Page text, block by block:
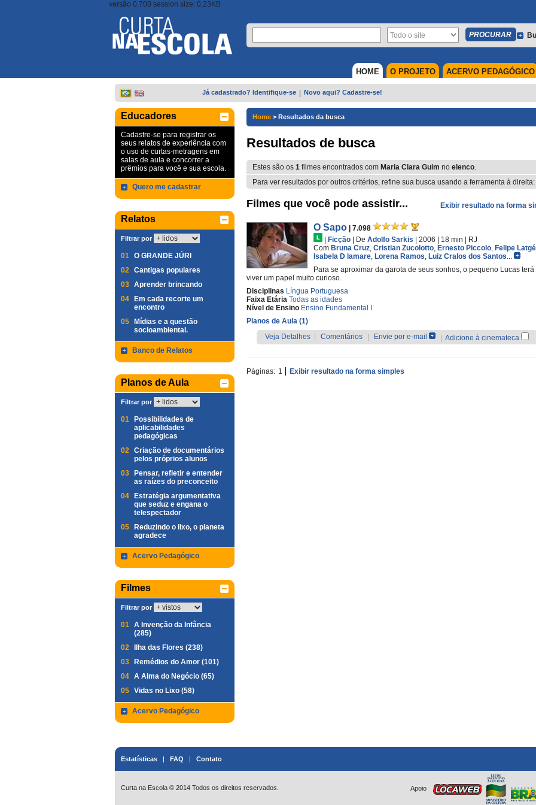
versão 0.700 session size: 0,23KB
ACERVO PEDAGÓGICO
O PROJETO
HOME
Já cadastrado? Identifique-se Novo aqui? Cadastre-se!
Educadores
Cadastre-se para registrar os
seus relatos de experiência com
o uso de curtas-metragens em
salas de aula e concorrer a
prêmios para você e sua escola.
Quero me cadastrar
Relatos
Filtrar por
01 O GRANDE JÚRI
02 Cantigas populares
03 Aprender brincando
04
Em cada recorte um
encontro
05
Mídias e a questão
socioambiental.
Banco de Relatos
Planos de Aula
Filtrar por
01
Possibilidades de
aplicabilidades
pedagógicas
02 Criação de documentários
pelos próprios alunos
03
Pensar, refletir e entender
as raízes do preconceito
04
Estratégia argumentativa
que seduz e engana o
telespectador
05
Reduzindo o lixo, o planeta
agradece
Acervo Pedagógico
Filmes
Filtrar por
01 A Invenção da Infância
(285)
02
Ilha das Flores (238)
03
Remédios do Amor (101)
04 A Alma do Negócio (65)
05 Vidas no Lixo (58)
Acervo Pedagógico
Home > Resultados da busca
Resultados de busca
Estes são os 1 filmes encontrados com Maria Clara Guim no elenco.
Para ver resultados por outros critérios, refine sua busca usando a ferramenta à direita:
Exibir resultado na forma
Filmes que você pode assistir...
O Sapo
| 7.098
Ficção De Adolfo Sarkis | 2006 | 18 min
RJ
Com Bruna Cruz, Cristian Zucolotto, Ernesto Piccolo, Felipe Latgé
Isabela D lamare, Lorena Ramos, Luiz Cralos dos Santos...
Para se aproximar da garota de seus sonhos, o pequeno Lucas terá
viver um papel muito curioso.
Disciplinas Língua Portuguesa
Faixa Etária Todas as idades
Nível de Ensino Ensino Fundamental I
Planos de Aula (1)
Veja Detalhes
Comentários Envie por e-mail Adicione à cinemateca
Páginas: 1 Exibir resultado na forma simples
Estatísticas | FAQ | Contato
Curta na Escola © 2014 Todos os direitos reservados. Apoio